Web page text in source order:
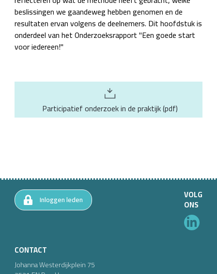
beslissingen we gaandeweg hebben genomen en de
resultaten ervan volgens de deelnemers. Dit hoofdstuk is
onderdeel van het Onderzoeksrapport ''Een goede start
voor iedereen!''
Participatief onderzoek in de praktijk(pdf)
CONTACT
Johanna Westerdijkplein75
Inloggen leden VOLG
ONS